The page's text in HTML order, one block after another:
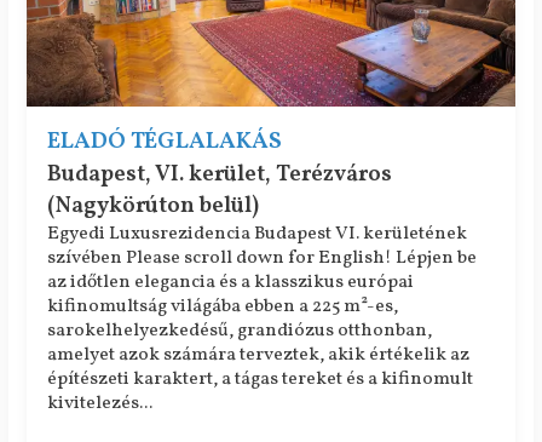
ELADÓ TÉGLALAKÁS
Budapest, VI. kerület, Terézváros
(Nagykörúton belül)
Egyedi Luxusrezidencia Budapest VI. kerületének
szívében Please scroll down for English! Lépjen be
az időtlen elegancia és a klasszikus európai
kifinomultság világába ebben a 225 m²-es,
sarokelhelyezkedésű, grandiózus otthonban,
amelyet azok számára terveztek, akik értékelik az
építészeti karaktert, a tágas tereket és a kifinomult
kivitelezés...